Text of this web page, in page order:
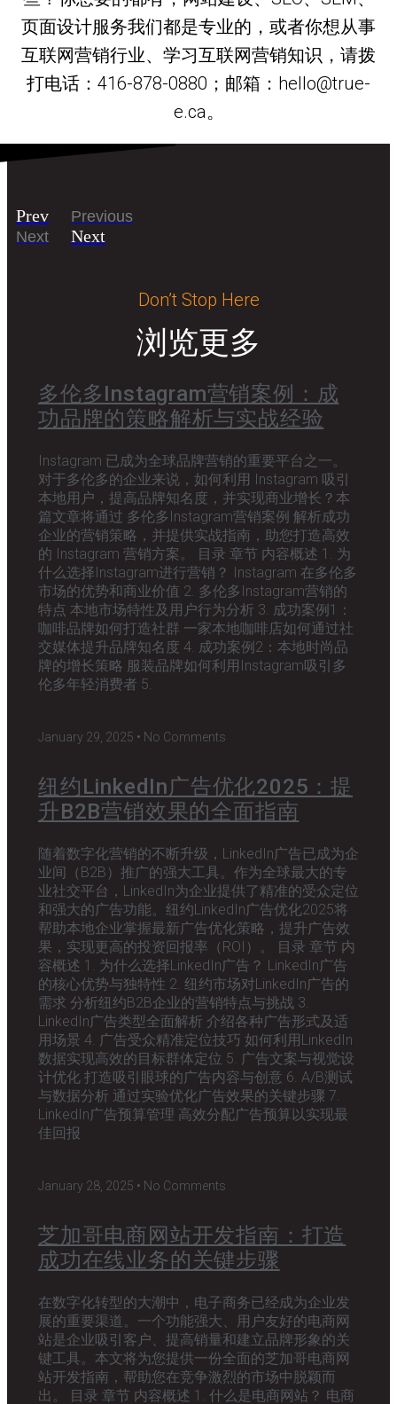
页面设计服务我们都是专业的，或者你想从事
互联网营销行业、学习互联网营销知识，请拨
打电话：416-878-0880；邮箱：hello@true-
e.ca。
Prev
Previous
Next
Next
Don’t Stop Here
浏览更多
多伦多Instagram营销案例：成
功品牌的策略解析与实战经验
Instagram 已成为全球品牌营销的重要平台之一。
对于多伦多的企业来说，如何利用 Instagram 吸引
本地用户，提高品牌知名度，并实现商业增长？本
篇文章将通过 多伦多Instagram营销案例 解析成功
企业的营销策略，并提供实战指南，助您打造高效
的 Instagram 营销方案。 目录 章节 内容概述 1. 为
什么选择Instagram进行营销？ Instagram 在多伦多
市场的优势和商业价值 2. 多伦多Instagram营销的
特点 本地市场特性及用户行为分析 3. 成功案例1：
咖啡品牌如何打造社群 一家本地咖啡店如何通过社
交媒体提升品牌知名度 4. 成功案例2：本地时尚品
牌的增长策略 服装品牌如何利用Instagram吸引多
伦多年轻消费者 5.
January 29, 2025 No Comments
纽约LinkedIn广告优化2025：提
升B2B营销效果的全面指南
随着数字化营销的不断升级，LinkedIn广告已成为企
业间（B2B）推广的强大工具。作为全球最大的专
业社交平台，LinkedIn为企业提供了精准的受众定位
和强大的广告功能。纽约LinkedIn广告优化2025将
帮助本地企业掌握最新广告优化策略，提升广告效
果，实现更高的投资回报率（ROI）。 目录 章节 内
容概述 1. 为什么选择LinkedIn广告？ LinkedIn广告
的核心优势与独特性 2. 纽约市场对LinkedIn广告的
需求 分析纽约B2B企业的营销特点与挑战 3.
LinkedIn广告类型全面解析 介绍各种广告形式及适
用场景 4. 广告受众精准定位技巧 如何利用LinkedIn
数据实现高效的目标群体定位 5. 广告文案与视觉设
计优化 打造吸引眼球的广告内容与创意 6. A/B测试
与数据分析 通过实验优化广告效果的关键步骤 7.
LinkedIn广告预算管理 高效分配广告预算以实现最
佳回报
January 28, 2025 No Comments
芝加哥电商网站开发指南：打造
成功在线业务的关键步骤
在数字化转型的大潮中，电子商务已经成为企业发
展的重要渠道。一个功能强大、用户友好的电商网
站是企业吸引客户、提高销量和建立品牌形象的关
键工具。本文将为您提供一份全面的芝加哥电商网
站开发指南，帮助您在竞争激烈的市场中脱颖而
出。 目录 章节 内容概述 1. 什么是电商网站？ 电商